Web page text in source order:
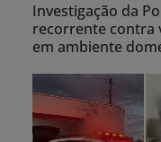
Investigação da
recorrente contra
em ambiente